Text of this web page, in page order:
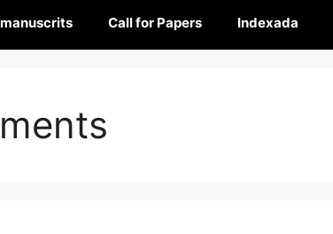
Call for Papers Indexada